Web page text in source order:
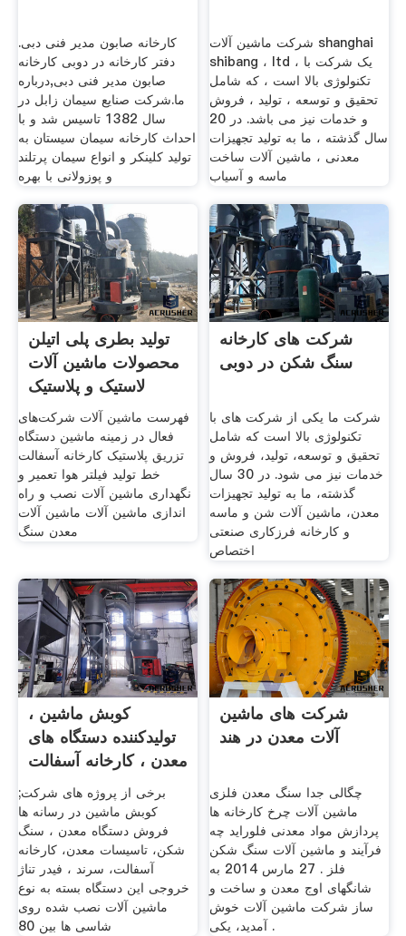
کارخانه صابون مدیر فنی دبی.
دفتر کارخانه در دوبی کارخانه
صابون مدیر فنی دبی,درباره
ما.شرکت صنایع سیمان زابل در
سال 1382 تاسیس شد و با
احداث کارخانه سیمان سیستان به
تولید کلینکر و انواع سیمان پرتلند
و پوزولانی با بهره
شرکت ماشین آلات shanghai
shibang ، ltd ، یک شرکت با
تکنولوژی بالا است ، که شامل
تحقیق و توسعه ، تولید ، فروش
و خدمات نیز می باشد. در 20
سال گذشته ، ما به تولید تجهیزات
معدنی ، ماشین آلات ساخت
ماسه و آسیاب
تولید بطری پلی اتیلن
محصولات ماشین آلات
لاستیک و پلاستیک
فهرست ماشین آلات شرکت‌های
فعال در زمینه ماشین دستگاه
تزریق پلاستیک کارخانه آسفالت
خط تولید فیلتر هوا تعمیر و
نگهداری ماشین آلات نصب و راه
اندازی ماشین آلات ماشین آلات
معدن سنگ
شرکت های کارخانه
سنگ شکن در دوبی
شرکت ما یکی از شرکت های با
تکنولوژی بالا است که شامل
تحقیق و توسعه، تولید، فروش و
خدمات نیز می شود. در 30 سال
گذشته، ما به تولید تجهیزات
معدن، ماشین آلات شن و ماسه
و کارخانه فرزکاری صنعتی
اختصاص
کوبش ماشین ،
تولیدکننده دستگاه های
معدن ، کارخانه آسفالت
برخی از پروژه های شرکت;
کوبش ماشین در رسانه ها
فروش دستگاه معدن ، سنگ
شکن، تاسیسات معدن، کارخانه
آسفالت، سرند ، فیدر تناژ
خروجی این دستگاه بسته به نوع
ماشین آلات نصب شده روی
شاسی ها بین 80
شرکت های ماشین
آلات معدن در هند
چگالی جدا سنگ معدن فلزی
ماشین آلات چرخ کارخانه ها
پردازش مواد معدنی فلوراید چه
فرآیند و ماشین آلات سنگ شکن
فلز . 27 مارس 2014 به
شانگهای اوج معدن و ساخت و
ساز شرکت ماشین آلات خوش
آمدید، یکی .